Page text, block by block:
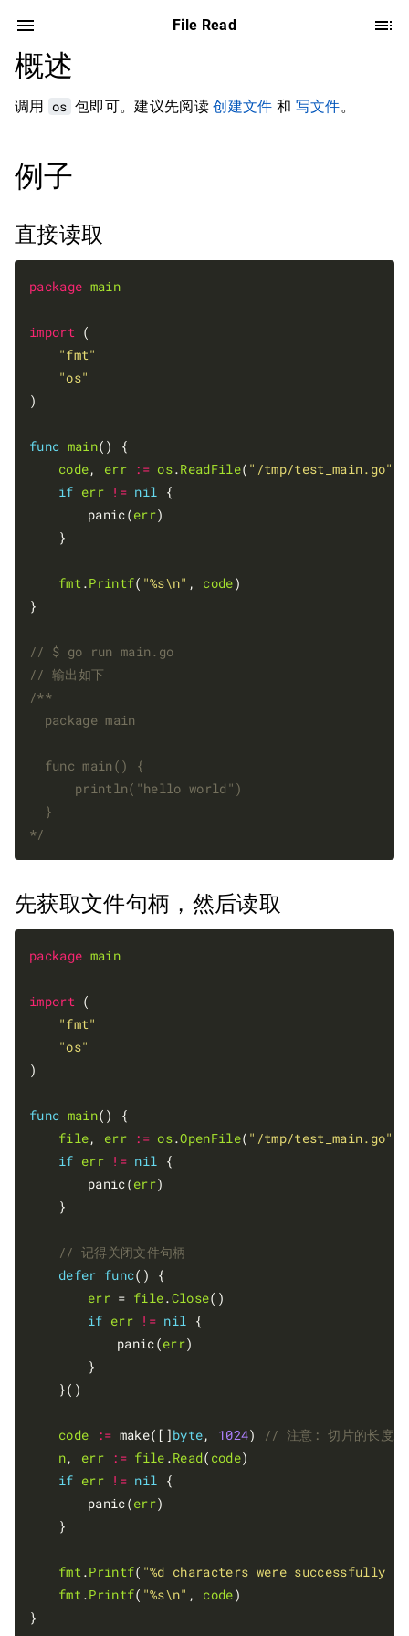
File Read
概述
调用 os 包即可。建议先阅读创建文件 和 写文件。
例子
直接读取
package main
import (
"fmt"
"os"
)
func main() {
code, err := os.ReadFile( "/tmp/test_main.go"
if err != nil {
		panic(
err)
fmt.Printf( "%s\n" , code)
}
*/
先获取文件句柄，然后读取
package main
import (
"fmt"
"os"
)
func main() {
file, err := os.OpenFile( "/tmp/test_main.go"
if err != nil {
		panic(
err)
defer func() {
err = file.Close()
if err != nil {
			panic(
err)
code := make([]byte, 1024)
n, err := file .Read( code)
if err != nil {
		panic(
err)
fmt.Printf( "%d characters were successfully
fmt.Printf( "%s\n" , code)
}